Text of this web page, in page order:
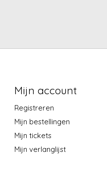
Mijn account
Registreren
Mijn bestellingen
Mijn tickets
Mijn verlanglijst